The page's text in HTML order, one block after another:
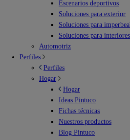
Escenarios deportivos
Soluciones para exterior
Soluciones para
Soluciones para interiores
Automotriz
Perfiles
Perfiles
Hogar
Hogar
Ideas Pintuco
Fichas técnicas
Nuestros productos
Blog Pintuco